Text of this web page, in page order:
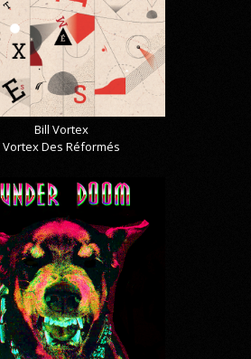
Bill Vortex
Vortex Des Réformés